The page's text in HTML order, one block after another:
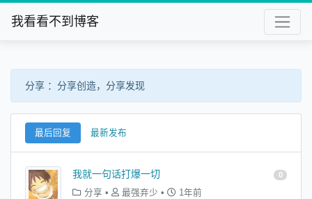
我看看不到博客
分享 ：分享创造，分享发现
最后回复 最新发布
我就一句话打爆一切 0
分享 • 最强弃少 • 1年前